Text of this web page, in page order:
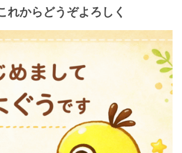
れからどうぞよろしく